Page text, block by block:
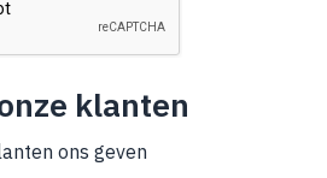
klanten
ons geven